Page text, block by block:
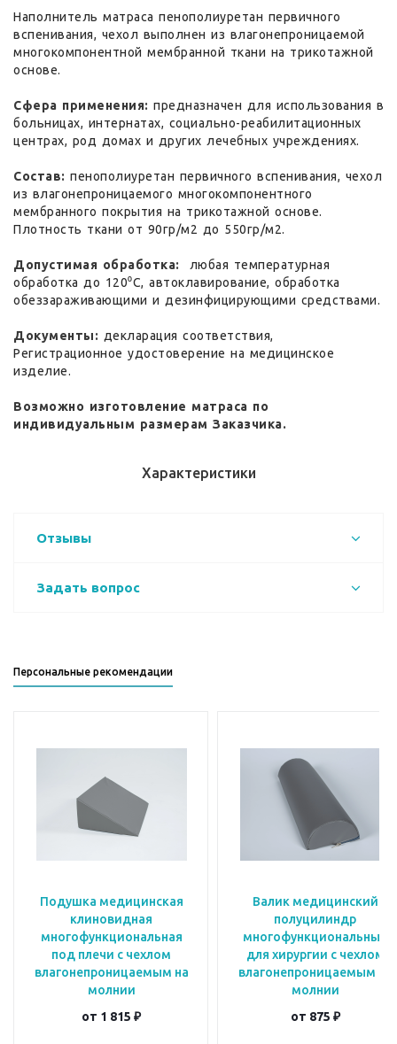
Наполнитель матраса пенополиуретан первичного
вспенивания, чехол выполнен из влагонепроницаемой
многокомпонентной мембранной ткани на трикотажной
основе.
Сфера применения: предназначен для использования в
больницах, интернатах, социально-реабилитационных
центрах, род домах и других лечебных учреждениях.
Состав: пенополиуретан первичного вспенивания, чехол
из влагонепроницаемого многокомпонентного
мембранного покрытия на трикотажной основе.
Плотность ткани от 90гр/м2 до 550гр/м2.
Допустимая обработка:
любая температурная
обработка до 120⁰С, автоклавирование, обработка
обеззараживающими и дезинфицирующими средствами.
Документы: декларация соответствия,
Регистрационное удостоверение на медицинское
изделие.
Возможно изготовление матраса по
индивидуальным размерам Заказчика.
Характеристики
Отзывы
Задать вопрос
Персональные рекомендации
Подушка медицинская
клиновидная
многофункциональная
под плечи с чехлом
влагонепроницаемым на
молнии
от 1 815 ₽
Валик медицинский
полуцилиндр
многофункциональный
для хирургии с чехлом
влагонепроницаемым на
молнии
от 875 ₽